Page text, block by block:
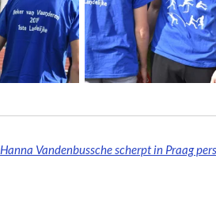
Hanna Vandenbussche scherpt in Praag